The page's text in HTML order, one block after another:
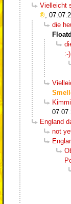
Vielleicht
die
:-)
England
not